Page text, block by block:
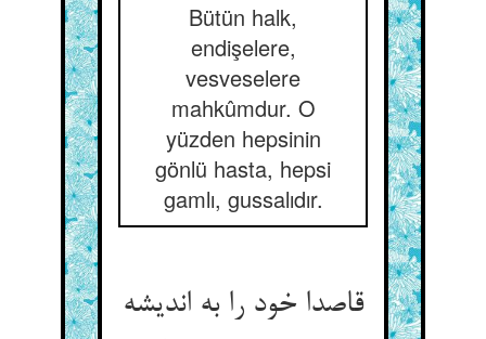
Bütün halk,
endişelere,
vesveselere
mahkûmdur. O
yüzden hepsinin
gönlü hasta, hepsi
gamlı, gussalıdır.
قاصدا خود را به اندیشه